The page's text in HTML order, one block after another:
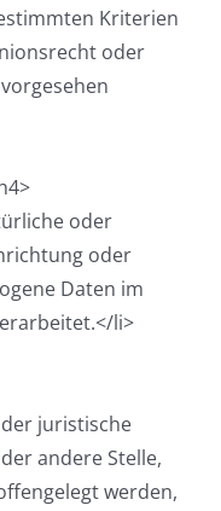
Kriterien
oder
oder
oder
Daten im
li>
juristische
andere Stelle,
werden,